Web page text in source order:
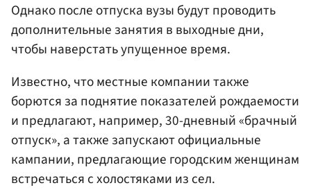
Однако после отпуска вузы будут проводить
дополнительные занятия в выходные дни,
чтобы наверстать упущенное время.
Известно, что местные компании также
борются за поднятие показателей рождаемости
и предлагают, например, 30-дневный «брачный
отпуск», а также запускают официальные
кампании, предлагающие городским женщинам
встречаться с холостяками из сел.